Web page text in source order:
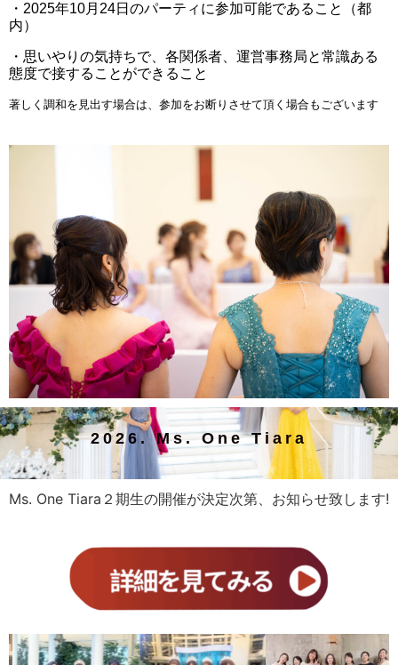
・2025年10月24日のパーティに参加可能であること（都
内）
・思いやりの気持ちで、各関係者、運営事務局と常識ある
態度で接することができること
著しく調和を見出す場合は、参加をお断りさせて頂く場合もございます
2026. Ms. One Tiara
Ms. One Tiara２期生の開催が決定次第、お知らせ致します!